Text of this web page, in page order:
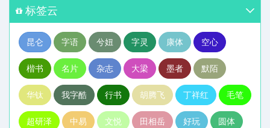
标签云
昆仑 字语 兮妞 字灵 康体 空心
楷书 名片 杂志 大梁 墨者 默陌
华钛 我字酷 行书 胡腾飞 丁祥红 毛笔
超研泽 中易 文悦 田相岳 好玩 圆体